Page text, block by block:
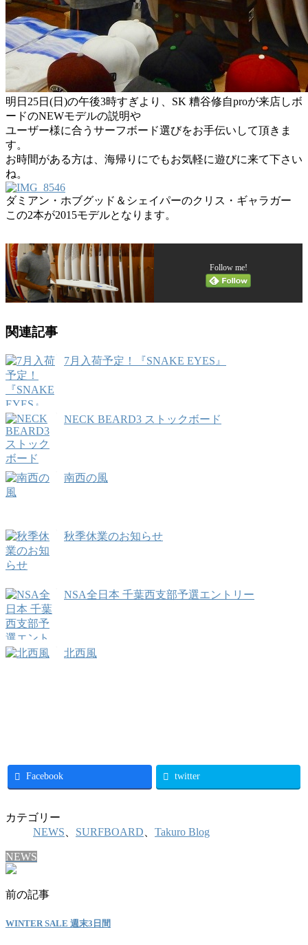
明日25日(日)の午後3時すぎより、SK 糟谷修自proが来店しボ
ードのNEWモデルの説明や
ユーザー様に合うサーフボード選びをお手伝いして頂きま
す。
お時間がある方は、海帰りにでもお気軽に遊びに来て下さい
ね。
ダミアン・ホブグッド＆シェイパーのクリス・ギャラガー
この2本が2015モデルとなります。
Follow me!
関連記事
7月入荷予定！『SNAKE EYES』
NECK BEARD3 ストックボード
南西の風
秋季休業のお知らせ
NSA全日本 千葉西支部予選エントリー
北西風
Facebook twitter
カテゴリー
NEWS
SURFBOARD Takuro Blog
NEWS
前の記事
WINTER SALE 週末3日間